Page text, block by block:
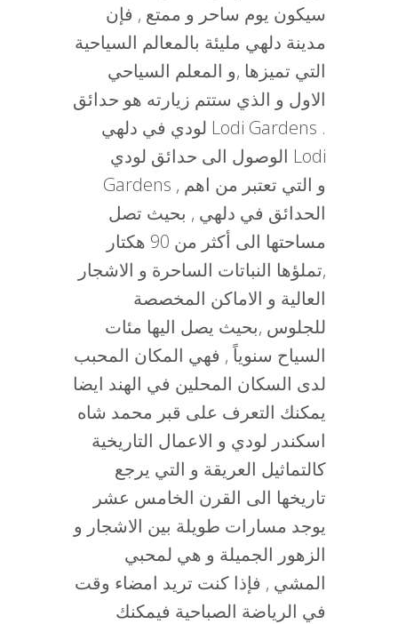
سيكون يوم ساحر و ممتع , فإن
مدينة دلهي مليئة بالمعالم السياحية
التي تميزها ,و المعلم السياحي
الاول و الذي ستتم زيارته هو حدائق
لودي في دلهي Lodi Gardens .
الوصول الى حدائق لودي Lodi
Gardens , و التي تعتبر من اهم
الحدائق في دلهي , بحيث تصل
مساحتها الى أكثر من 90 هكتار
,تملؤها النباتات الساحرة و الاشجار
العالية و الاماكن المخصصة
للجلوس ,بحيث يصل اليها مئات
السياح سنوياً , فهي المكان المحبب
لدى السكان المحلين في الهند ايضا
يمكنك التعرف على قبر محمد شاه
اسكندر لودي و الاعمال التاريخية
كالتماثيل العريقة و التي يرجع
تاريخها الى القرن الخامس عشر
يوجد مسارات طويلة بين الاشجار و
الزهور الجميلة و هي لمحبي
المشي , فإذا كنت تريد امضاء وقت
في الرياضة الصباحية فيمكنك